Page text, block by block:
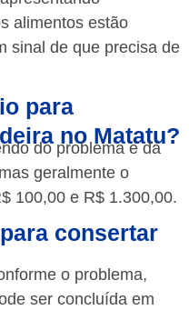
alimentos estão
sinal de que precisa de
para
no Matatu?
do problema e da
geralmente o
100,00 e R$ 1.300,00.
consertar
o problema,
ser concluída em